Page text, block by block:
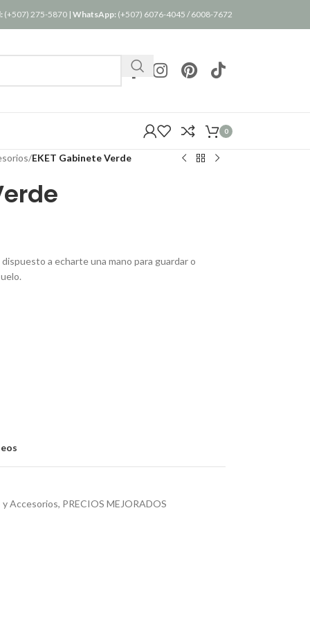
(+507) 275-5870 | WhatsApp: (+507) 6076-4045 /6008-7672
0
/EKET Gabinete Verde
a echarte una mano para guardar o
Accesorios, PRECIOS MEJORADOS